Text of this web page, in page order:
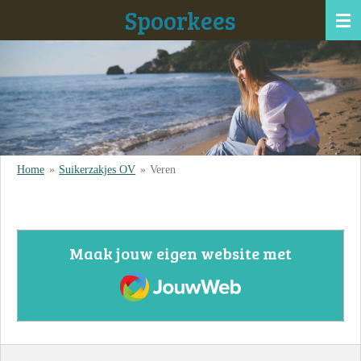
de
hoofdinhoud
Spoorkees
Home » Suikerzakjes OV » Veren
Maak jouw eigen website met
JouwWeb